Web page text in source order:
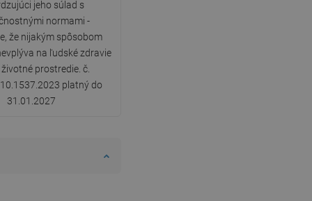
jeho súlad s
normami -
že nijakým spôsobom
na ľudské zdravie
prostredie. č.
platný do
31.01.2027